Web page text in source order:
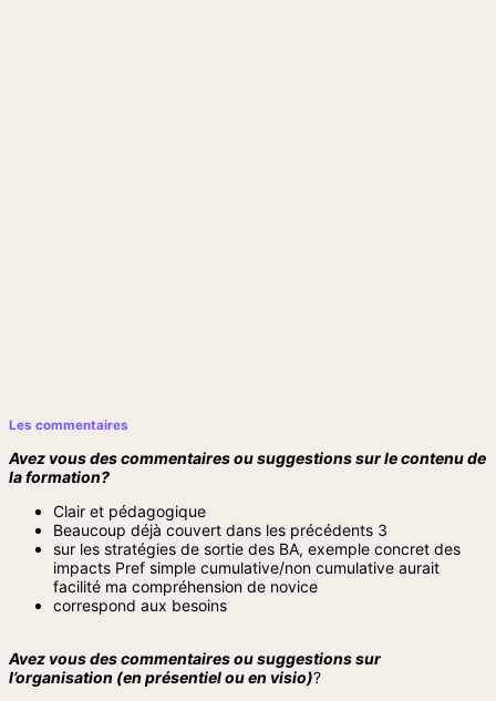
Les commentaires
Avez vous des commentaires ou suggestions sur le contenu de
la formation?
Clair et pédagogique
Beaucoup déjà couvert dans les précédents 3
sur les stratégies de sortie des BA, exemple concret des
impacts Pref simple cumulative/non cumulative aurait
facilité ma compréhension de novice
correspond aux besoins
Avez vous des commentaires ou suggestions sur
l’organisation (en présentiel ou en visio)?